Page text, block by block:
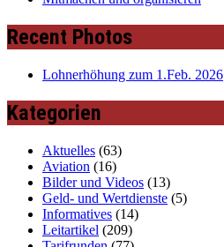
Recent Photos
Lohnerhöhung zum 1.Feb. 2026
Kategorien
Aktuelles (63)
Aviation (16)
Bilder und Videos (13)
Geld- und Wertdienste (5)
Informatives (14)
Leitartikel (209)